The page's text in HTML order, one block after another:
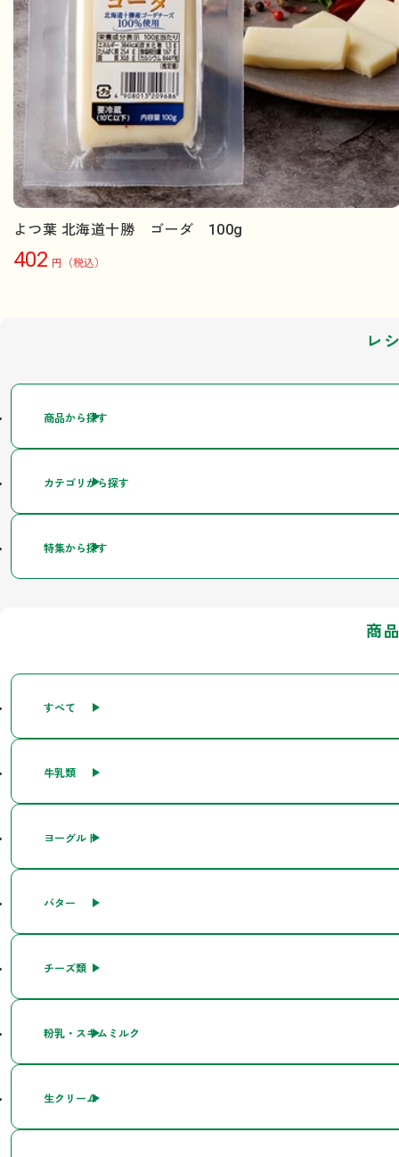
よつ葉 北海道十勝 ゴーダ 100g
402 円（税込）
レ
商品から探す
カテゴリから探す
特集から探す
商
すべて
牛乳類
ヨーグルト
バター
チーズ類
粉乳・スキムミルク
生クリーム